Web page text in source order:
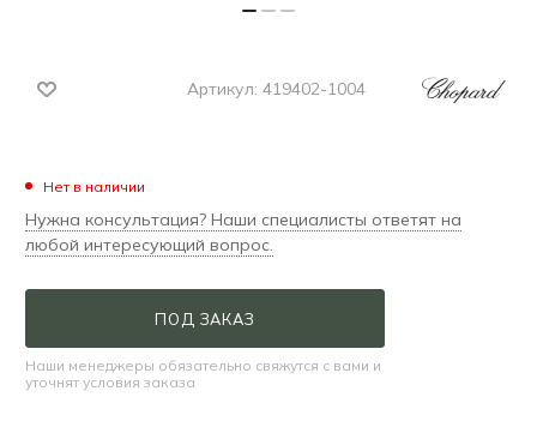
Артикул: 419402-1004
Нет в наличии
Нужна консультация? Наши специалисты ответят на
любой интересующий вопрос.
ПОД ЗАКАЗ
Наши менеджеры обязательно свяжутся с вами и
уточнят условия заказа